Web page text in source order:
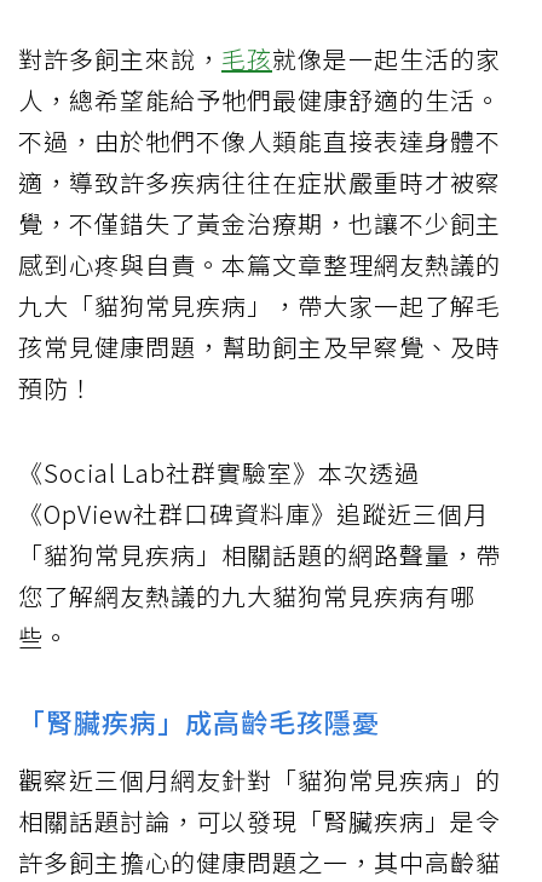
對許多飼主來說， 毛孩就像是一起生活的家
人，總希望能給予牠們最健康舒適的生活。
不過，由於牠們不像人類能直接表達身體不
適，導致許多疾病往往在症狀嚴重時才被察
覺，不僅錯失了黃金治療期，也讓不少飼主
感到心疼與自責。本篇文章整理網友熱議的
九大「貓狗常見疾病」，帶大家一起了解毛
孩常見健康問題，幫助飼主及早察覺、及時
預防！
《Social Lab社群實驗室》本次透過
《OpView社群口碑資料庫》追蹤近三個月
「貓狗常見疾病」相關話題的網路聲量，帶
您了解網友熱議的九大貓狗常見疾病有哪
些。
「腎臟疾病」成高齡毛孩隱憂
觀察近三個月網友針對「貓狗常見疾病」的
相關話題討論，可以發現「腎臟疾病」是令
許多飼主擔心的健康問題之一，其中高齡貓